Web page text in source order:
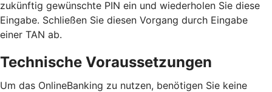
zukünftig gewünschte PIN ein und wiederholen Sie diese
Eingabe. Schließen Sie diesen Vorgang durch Eingabe
einer TAN ab.
Technische Voraussetzungen
Um das OnlineBanking zu nutzen, benötigen Sie keine